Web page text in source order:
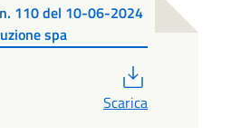
110 del 10-06-2024
spa
Scarica